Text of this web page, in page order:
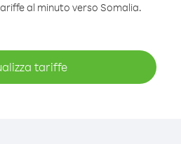
al minuto verso Somalia.
tariffe